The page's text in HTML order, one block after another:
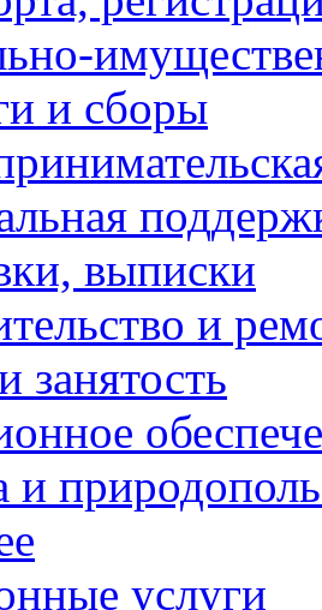
и сборы
выписки
и
занятость
и
услуги